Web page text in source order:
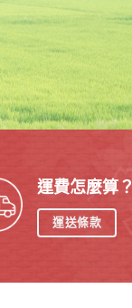
運費怎麼算？
運送條款